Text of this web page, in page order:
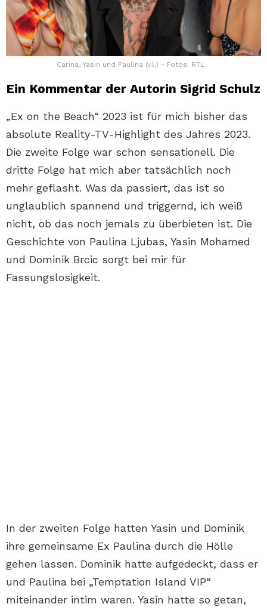
Carina, Yasin und Paulina (v.l.) - Fotos: RTL
Ein Kommentar der Autorin Sigrid Schulz
„Ex on the Beach“ 2023 ist für mich bisher das
absolute Reality-TV-Highlight des Jahres 2023.
Die zweite Folge war schon sensationell. Die
dritte Folge hat mich aber tatsächlich noch
mehr geflasht. Was da passiert, das ist so
unglaublich spannend und triggernd, ich weiß
nicht, ob das noch jemals zu überbieten ist. Die
Geschichte von Paulina Ljubas, Yasin Mohamed
und Dominik Brcic sorgt bei mir für
Fassungslosigkeit.
In der zweiten Folge hatten Yasin und Dominik
ihre gemeinsame Ex Paulina durch die Hölle
gehen lassen. Dominik hatte aufgedeckt, dass er
und Paulina bei „Temptation Island VIP“
miteinander intim waren. Yasin hatte so getan,